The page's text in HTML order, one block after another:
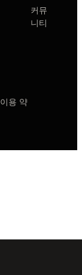
커뮤
니티
이용 약